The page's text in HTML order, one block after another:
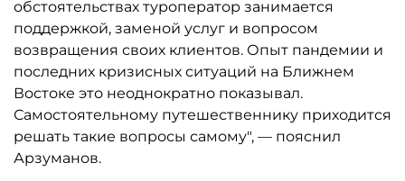
обстоятельствах туроператор занимается
поддержкой, заменой услуг и вопросом
возвращения своих клиентов. Опыт пандемии и
последних кризисных ситуаций на Ближнем
Востоке это неоднократно показывал.
Самостоятельному путешественнику приходится
решать такие вопросы самому", — пояснил
Арзуманов.